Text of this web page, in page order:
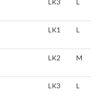
LK3 L
LK1 L
LK2 M
LK3 L